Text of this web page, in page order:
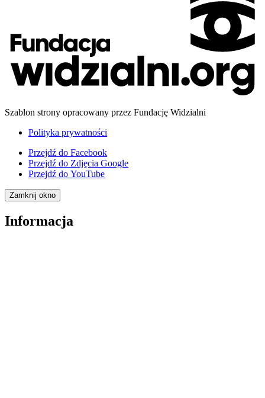
Szablon strony opracowany przez Fundację Widzialni
Polityka prywatności
Przejdź do Facebook
Przejdź do Zdjęcia Google
Przejdź do YouTube
Zamknij okno
Informacja